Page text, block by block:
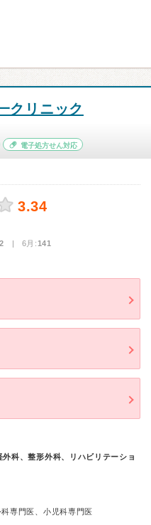
クリニック
電子処方せん対応
3.34
| 6月:141
科、整形外科、リハビリテーショ
専門医、小児科専門医